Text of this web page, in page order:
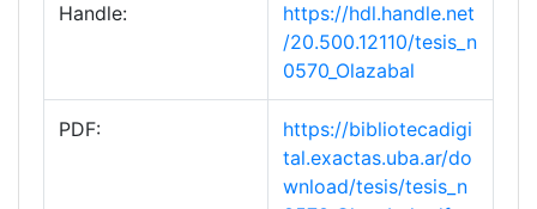
Handle:
https://hdl.handle.net
/20.500.12110/tesis_n
0570_Olazabal
PDF:
https://bibliotecadigi
tal.exactas.uba.ar/do
wnload/tesis/tesis_n